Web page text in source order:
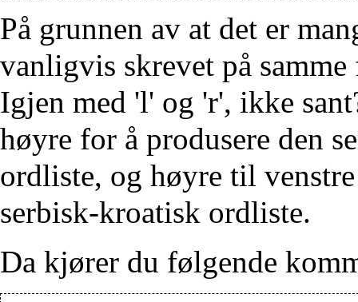
På grunnen av at det er
vanligvis skrevet på
Igjen med 'l' og 'r', ikke
høyre for å produsere den
ordliste, og høyre til
serbisk-kroatisk ordliste.
Da kjører du følgende